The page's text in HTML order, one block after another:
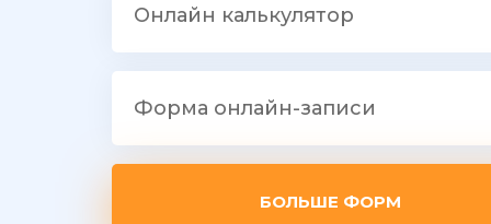
Онлайн калькулятор
Форма онлайн-записи
БОЛЬШЕ ФОРМ